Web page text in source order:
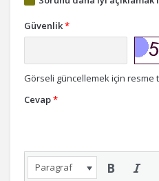
Güvenlik*
Görseli güncellemek için resme
Cevap*
Paragraf